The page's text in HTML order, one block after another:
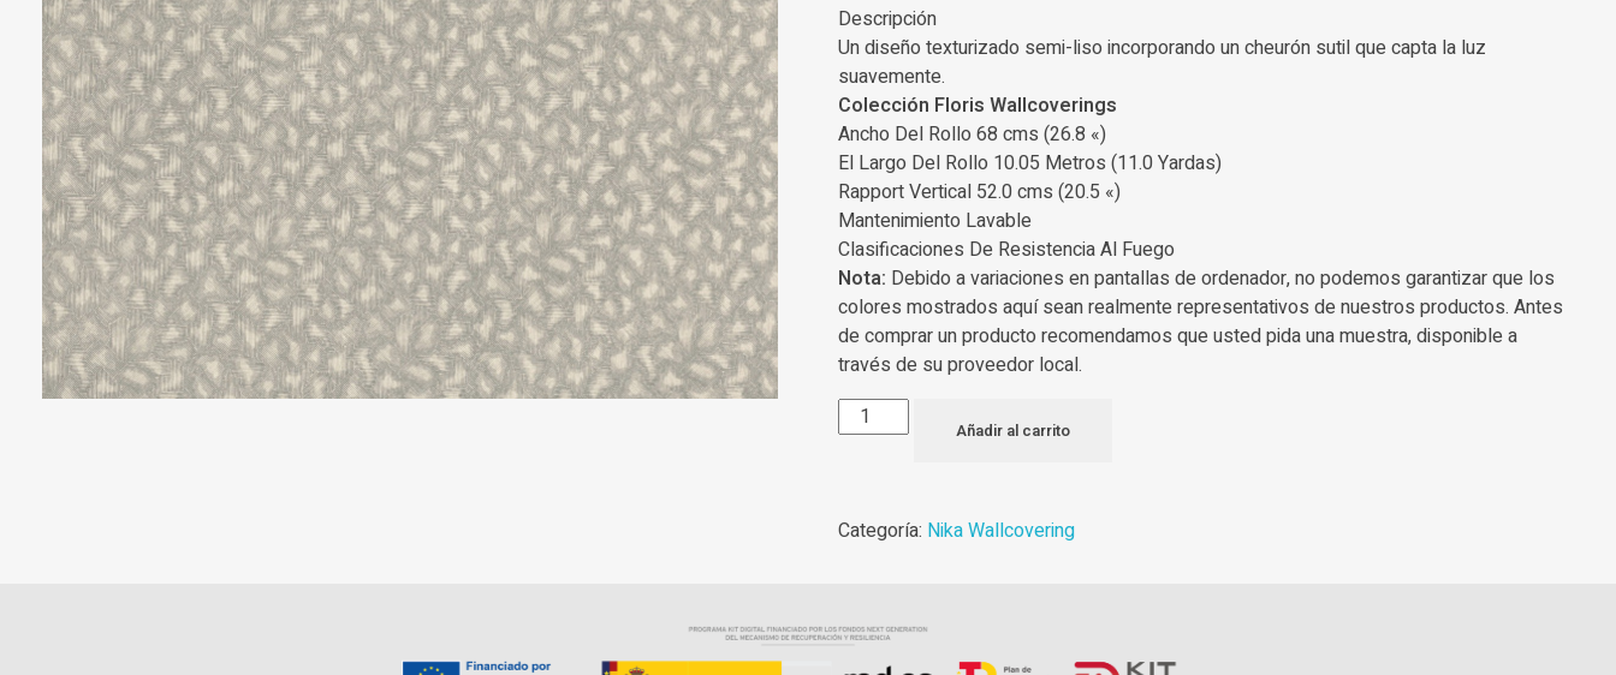
Descripción
Un diseño texturizado semi-liso incorporando un cheurón sutil que capta la luz
suavemente.
Colección Floris Wallcoverings
Ancho Del Rollo 68 cms (26.8 «)
El Largo Del Rollo 10.05 Metros (11.0 Yardas)
Rapport Vertical 52.0 cms (20.5 «)
Mantenimiento Lavable
Clasificaciones De Resistencia Al Fuego
Nota: Debido a variaciones en pantallas de ordenador, no podemos garantizar que los
colores mostrados aquí sean realmente representativos de nuestros productos. Antes
de comprar un producto recomendamos que usted pida una muestra, disponible a
través de su proveedor local.
Añadir al carrito
Categoría: Nika Wallcovering